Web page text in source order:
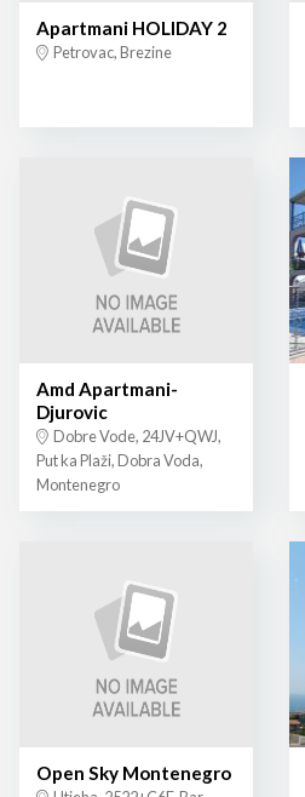
Apartmani HOLIDAY 2
Petrovac, Brezine
Amd Apartmani-
Djurovic
Dobre Vode, 24JV+QWJ,
Put ka Plaži, Dobra Voda,
Montenegro
Open Sky Montenegro